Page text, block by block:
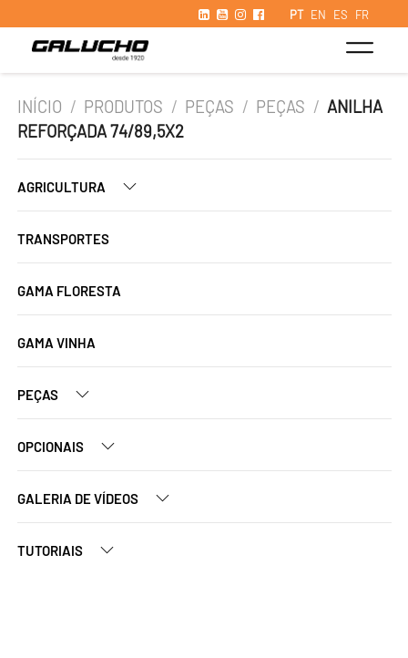
PT EN ES FR
INÍCIO / PRODUTOS / PEÇAS / PEÇAS / ANILHA
REFORÇADA 74/89,5X2
AGRICULTURA
TRANSPORTES
GAMA FLORESTA
GAMA VINHA
PEÇAS
OPCIONAIS
GALERIA DE VÍDEOS
TUTORIAIS